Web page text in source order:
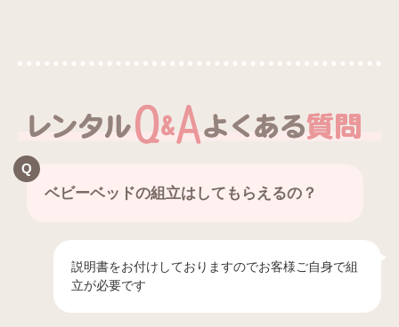
ベビーベッドの組立はしてもらえるの？
説明書をお付けしておりますのでお客様ご自身で組
立が必要です